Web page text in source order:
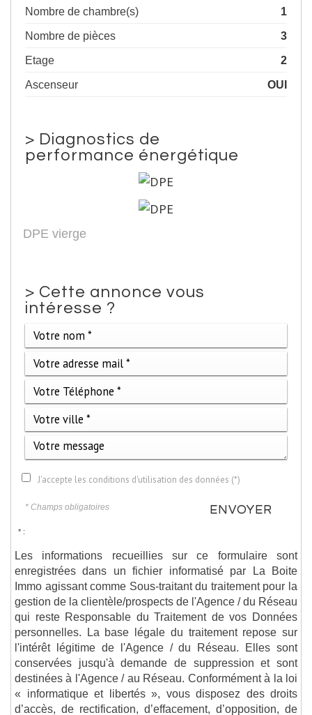
Nombre de chambre(s)
1
Nombre de pièces
3
Etage
2
Ascenseur
OUI
> Diagnostics de
performance énergétique
DPE vierge
> Cette annonce vous
intéresse ?
J'accepte les conditions d'utilisation des données (*)
* Champs obligatoires ENVOYER
* :
Les informations recueillies sur ce formulaire sont
enregistrées dans un fichier informatisé par La Boite
Immo agissant comme Sous-traitant du traitement pour la
gestion de la clientèle/prospects de l'Agence / du Réseau
qui reste Responsable du Traitement de vos Données
personnelles. La base légale du traitement repose sur
l'intérêt légitime de l'Agence / du Réseau. Elles sont
conservées jusqu'à demande de suppression et sont
destinées à l'Agence / au Réseau. Conformément à la loi
« informatique et libertés », vous disposez des droits
d’accès, de rectification, d’effacement, d’opposition, de